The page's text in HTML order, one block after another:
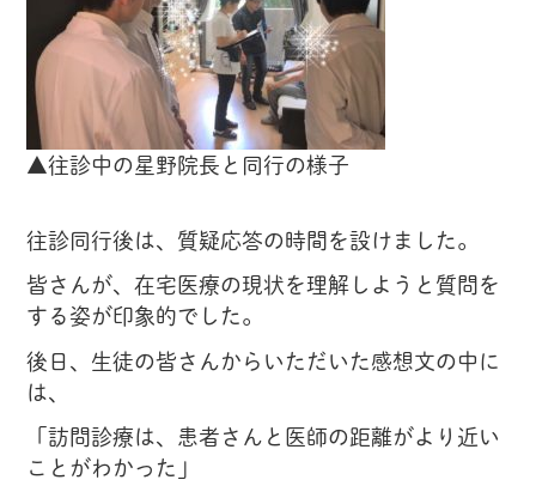
▲往診中の星野院長と同行の様子
往診同行後は、質疑応答の時間を設けました。
皆さんが、在宅医療の現状を理解しようと質問を
する姿が印象的でした。
後日、生徒の皆さんからいただいた感想文の中に
は、
「訪問診療は、患者さんと医師の距離がより近い
ことがわかった」